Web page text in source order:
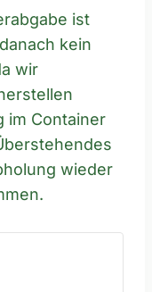
ist
kein
wir
im Container
wieder